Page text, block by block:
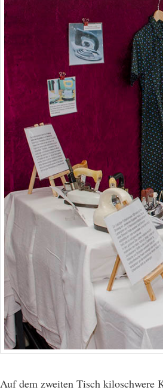
Auf dem zweiten Tisch kiloschwere